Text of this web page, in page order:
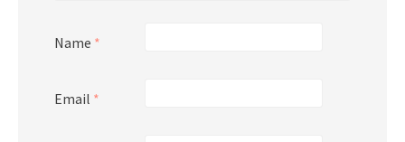
Name *
Email *